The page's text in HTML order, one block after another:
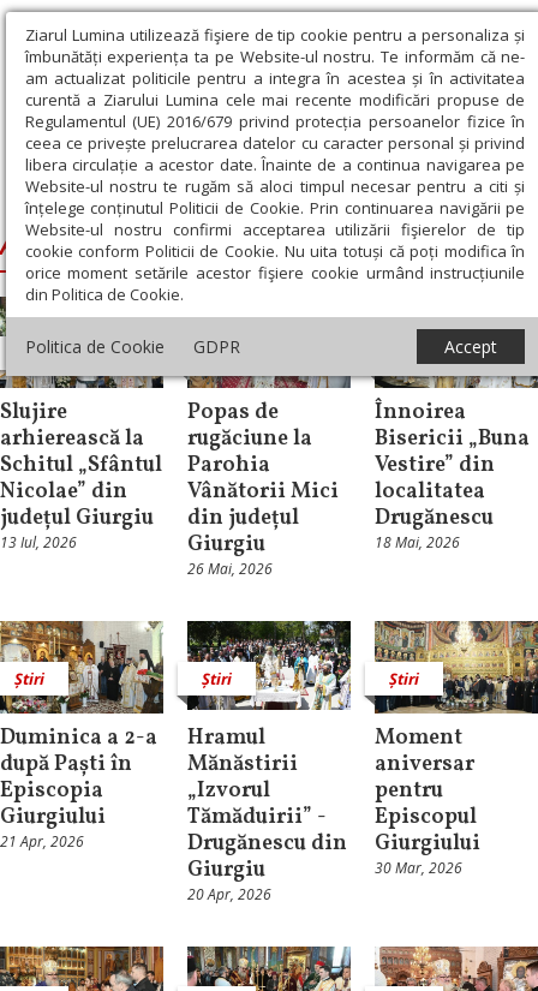
Ziarul Lumina utilizează fişiere de tip cookie pentru a personaliza și
îmbunătăți experiența ta pe Website-ul nostru. Te informăm că ne-
am actualizat politicile pentru a integra în acestea și în activitatea
curentă a Ziarului Lumina cele mai recente modificări propuse de
Regulamentul (UE) 2016/679 privind protecția persoanelor fizice în
ceea ce privește prelucrarea datelor cu caracter personal și privind
libera circulație a acestor date. Înainte de a continua navigarea pe
Website-ul nostru te rugăm să aloci timpul necesar pentru a citi și
înțelege conținutul Politicii de Cookie. Prin continuarea navigării pe
Website-ul nostru confirmi acceptarea utilizării fişierelor de tip
cookie conform Politicii de Cookie. Nu uita totuși că poți modifica în
orice moment setările acestor fişiere cookie urmând instrucțiunile
din Politica de Cookie.
Politica de Cookie GDPR Accept
Ziarul Lumina › Ambrozie, Episcopul Giurgiului
Ambrozie, Episcopul Giurgiului
Știri
Slujire
arhierească la
Schitul „Sfântul
Nicolae” din
județul Giurgiu
13 Iul, 2026
Știri
Popas de
rugăciune la
Parohia
Vânătorii Mici
din județul
Giurgiu
26 Mai, 2026
Înnoirea
Bisericii „Buna
Vestire” din
localitatea
Drugănescu
18 Mai, 2026
Știri
Duminica a 2-a
după Paști în
Episcopia
Giurgiului
21 Apr, 2026
Știri
Hramul
Mănăstirii
„Izvorul
Tămăduirii” -
Drugănescu din
Giurgiu
20 Apr, 2026
Știri
Moment
aniversar
pentru
Episcopul
Giurgiului
30 Mar, 2026